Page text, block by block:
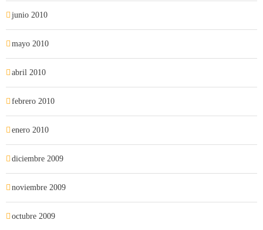
junio 2010
mayo 2010
abril 2010
febrero 2010
enero 2010
diciembre 2009
noviembre 2009
octubre 2009